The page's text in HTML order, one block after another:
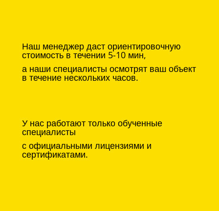
Наш менеджер даст ориентировочную
стоимость в течении 5-10 мин,
а наши специалисты осмотрят ваш объект
в течение нескольких часов.
У нас работают только обученные
специалисты
с официальными лицензиями и
сертификатами.